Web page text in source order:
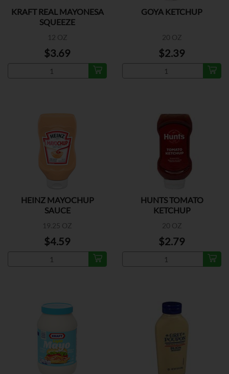
KRAFT REAL MAYONESA
SQUEEZE
12 OZ
$3.69
GOYA KETCHUP
20 OZ
$2.39
HEINZ MAYOCHUP
SAUCE
19.25 OZ
$4.59
HUNTS TOMATO
KETCHUP
20 OZ
$2.79